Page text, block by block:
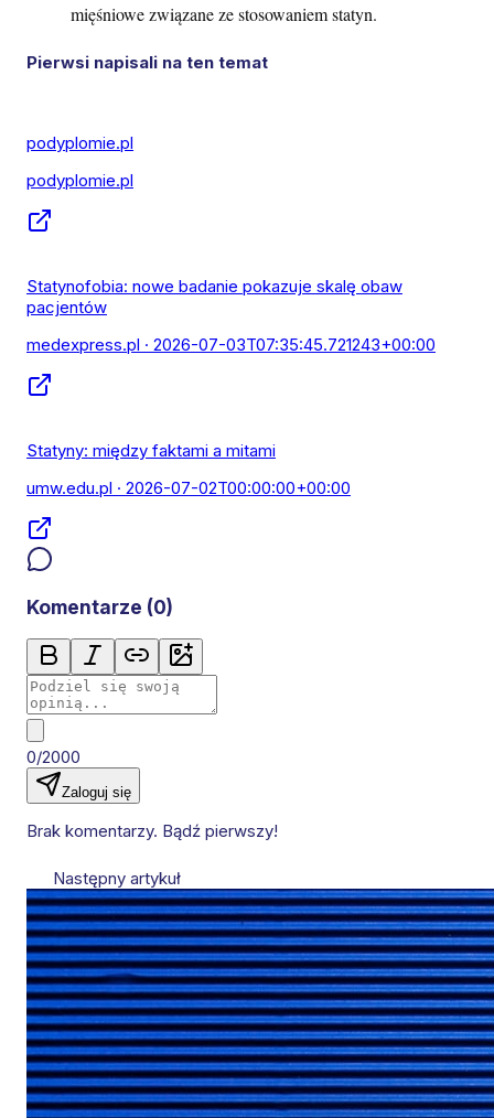
mięśniowe związane ze stosowaniem statyn.
Pierwsi napisali na ten temat
podyplomie.pl
podyplomie.pl
Statynofobia: nowe badanie pokazuje skalę obaw
pacjentów
medexpress.pl · 2026-07-03T07:35:45.721243+00:00
Statyny: między faktami a mitami
umw.edu.pl · 2026-07-02T00:00:00+00:00
Komentarze (0)
0/2000
Zaloguj się
Brak komentarzy. Bądź pierwszy!
Następny artykuł